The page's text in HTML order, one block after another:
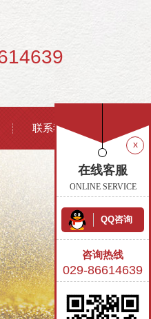
联系我们
x
在线客服
ONLINE SERVICE
QQ咨询
咨询热线
029-86614639